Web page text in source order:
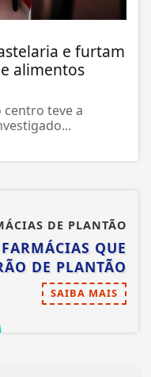
e furtam
alimentos
centro teve a
DE PLANTÃO
QUE
DE PLANTÃO
SAIBA MAIS